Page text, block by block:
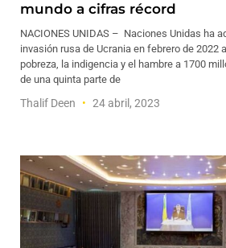
mundo a cifras récord
NACIONES UNIDAS – Naciones Unidas ha
invasión rusa de Ucrania en febrero de 2022
pobreza, la indigencia y el hambre a 1700
de una quinta parte de
Thalif Deen 24 abril, 2023